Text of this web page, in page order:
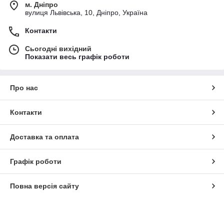
м. Дніпро
вулиця Львівська, 10, Дніпро, Україна
Контакти
Сьогодні вихідний
Показати весь графік роботи
Про нас
Контакти
Доставка та оплата
Графік роботи
Повна версія сайту